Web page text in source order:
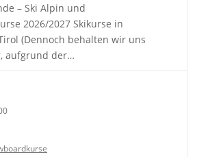
– Ski Alpin und
2026/2027 Skikurse in
(Dennoch behalten wir uns
aufgrund der
Achtung! Seit letztem
keine Busanreise mehr an.
selber organisieren.
9:30 Uhr – 12:00 Uhr
– 15:00 […]